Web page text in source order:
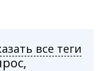
все теги